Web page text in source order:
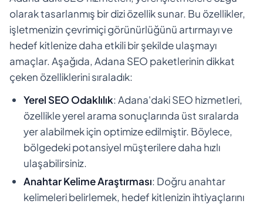
olarak tasarlanmış bir dizi özellik sunar. Bu özellikler,
işletmenizin çevrimiçi görünürlüğünü artırmayı ve
hedef kitlenize daha etkili bir şekilde ulaşmayı
amaçlar. Aşağıda, Adana SEO paketlerinin dikkat
çeken özelliklerini sıraladık:
Yerel SEO Odaklılık: Adana'daki SEO hizmetleri,
özellikle yerel arama sonuçlarında üst sıralarda
yer alabilmek için optimize edilmiştir. Böylece,
bölgedeki potansiyel müşterilere daha hızlı
ulaşabilirsiniz.
Anahtar Kelime Araştırması: Doğru anahtar
kelimeleri belirlemek, hedef kitlenizin ihtiyaçlarını